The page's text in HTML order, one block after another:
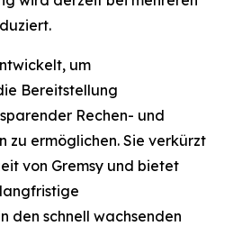
um
Bereitstellung
Rechen- und
zu ermöglichen. Sie verkürzt
von Gremsy und bietet
den schnell wachsenden